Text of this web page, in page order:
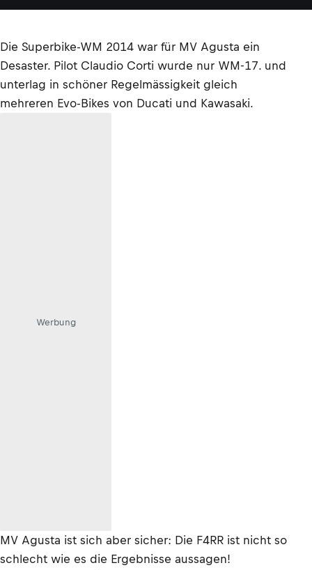
Die Superbike-WM 2014 war für MV Agusta ein
Desaster. Pilot Claudio Corti wurde nur WM-17. und
unterlag in schöner Regelmässigkeit gleich
mehreren Evo-Bikes von Ducati und Kawasaki.
Werbung
MV Agusta ist sich aber sicher: Die F4RR ist nicht so
schlecht wie es die Ergebnisse aussagen!